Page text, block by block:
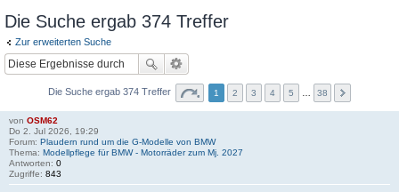
Die Suche ergab 374 Treffer
Zur erweiterten Suche
Die Suche ergab 374 Treffer 1 2 3 4 5 38
von OSM62
Do 2. Jul 2026, 19:29
Forum: Plaudern rund um die G-Modelle von BMW
Thema: Modellpflege für BMW - Motorräder zum Mj. 2027
Antworten: 0
Zugriffe: 843